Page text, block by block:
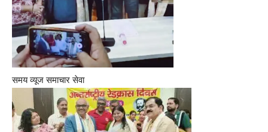
समय व्यूज समाचार सेवा